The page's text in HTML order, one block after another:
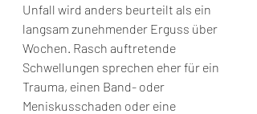
Unfall wird anders beurteilt als ein
langsam zunehmender Erguss über
Wochen. Rasch auftretende
Schwellungen sprechen eher für ein
Trauma, einen Band- oder
Meniskusschaden oder eine